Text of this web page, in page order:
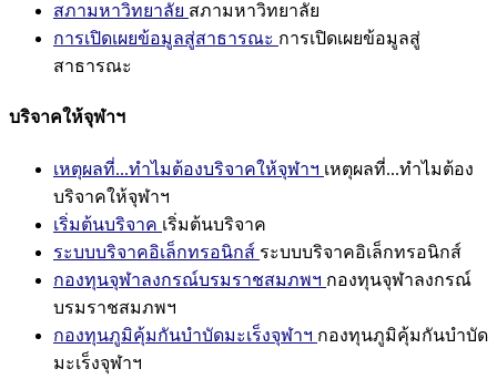
สภามหาวิทยาลัย สภามหาวิทยาลัย
การเปิดเผยข้อมูลสู่สาธารณะ การเปิดเผยข้อมูลสู่
สาธารณะ
บริจาคให้จุฬาฯ
เหตุผลที่...ทำไมต้องบริจาคให้จุฬาฯ เหตุผลที่...ทำไมต้อง
บริจาคให้จุฬาฯ
เริ่มต้นบริจาค เริ่มต้นบริจาค
ระบบบริจาคอิเล็กทรอนิกส์ ระบบบริจาคอิเล็กทรอนิกส์
กองทุนจุฬาลงกรณ์บรมราชสมภพฯ กองทุนจุฬาลงกรณ์
บรมราชสมภพฯ
กองทุนภูมิคุ้มกันบำบัดมะเร็งจุฬาฯ กองทุนภูมิคุ้มกันบำบัด
มะเร็งจุฬาฯ